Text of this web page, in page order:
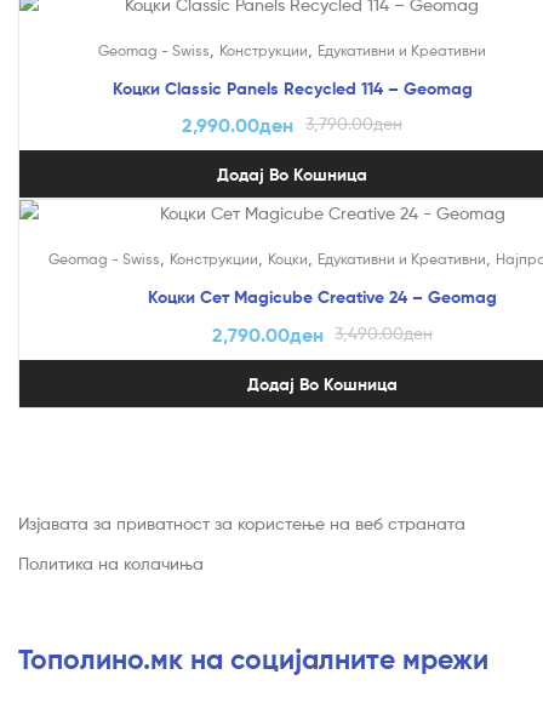
Geomag - Swiss Конструкции Едукативни и Креативни
Коцки Classic Panels Recycled 114 – Geomag
3,790.00ден
2,990.00ден
Додај Во Кошница
Geomag - Swiss, Конструкции, Коцки, Едукативни и Креативни,
Коцки Сет Magicube Creative 24 – Geomag
3,490.00ден
2,790.00ден
Додај Во Кошница
Изјавата за приватност за користење на веб страната
Политика на колачиња
Тополино.мк на социјалните мрежи